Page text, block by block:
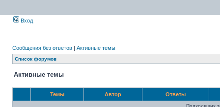
Вход
Сообщения без ответов | Активные темы
Список форумов
Активные темы
Темы Автор Ответы
Подходящих